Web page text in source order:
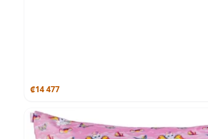
₡14 477